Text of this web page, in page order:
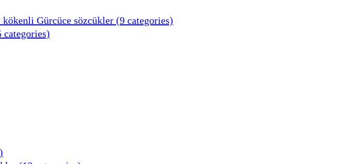
Gürcüce sözcükler (9 categories)